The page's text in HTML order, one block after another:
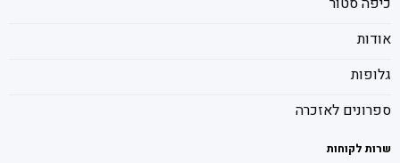
אודות
גלופות
ספרונים לאזכרה
שרות לקוחות